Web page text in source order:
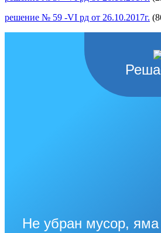
решение № 59 -VI рд от 26.10.2017г.
Не убран мусор, яма